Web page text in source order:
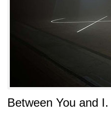
Between You and I.